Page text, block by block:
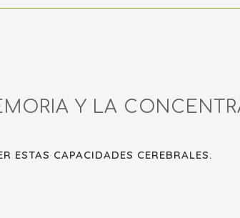
Y LA
ESTAS CAPACIDADES CEREBRALES.